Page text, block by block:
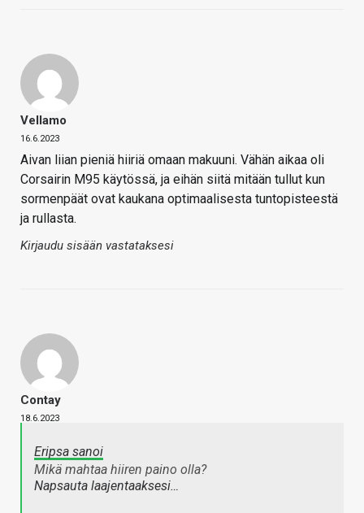
Vellamo
16.6.2023
Aivan liian pieniä hiiriä omaan makuuni. Vähän aikaa oli
Corsairin M95 käytössä, ja eihän siitä mitään tullut kun
sormenpäät ovat kaukana optimaalisesta tuntopisteestä
ja rullasta.
Kirjaudu sisään vastataksesi
Contay
18.6.2023
Eripsa sanoi
Mikä mahtaa hiiren paino olla?
Napsauta laajentaaksesi…